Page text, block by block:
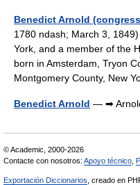
Benedict Arnold
1780 ndash; March 3,
York, and a member of the
born in Amsterdam, Tryon
Montgomery County, New
Benedict Arnold — ➡
© Academic, 2000-2026
Contacte con nosotros: Apoyo técnico
Exportación Diccionarios , creado en